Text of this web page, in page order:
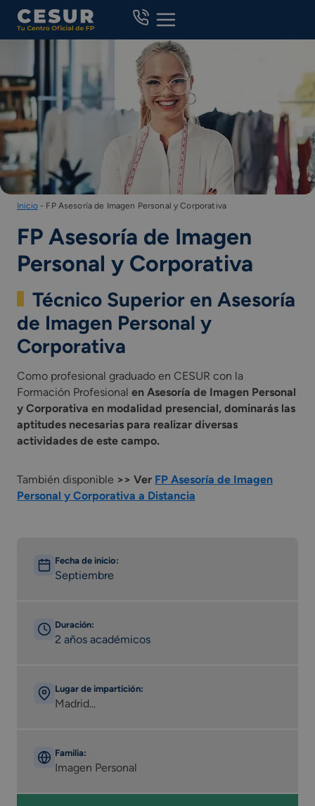
Skip
content
Inicio- FP Asesoría de Imagen Personal y Corporativa
FP Asesoría de Imagen
Personal y Corporativa
Técnico Superior en Asesoría
de Imagen Personal y
Corporativa
Como profesional graduado en CESUR con la
Formación Profesional en Asesoría de Imagen Personal
y Corporativa en modalidad presencial, dominarás las
aptitudes necesarias para realizar diversas
actividades de este campo.
También disponible >> Ver FP Asesoría de Imagen
Personal y Corporativa a Distancia
Fecha de inicio:
Septiembre
Duración:
2 años académicos
Lugar de impartición:
Madrid...
Familia:
Imagen Personal